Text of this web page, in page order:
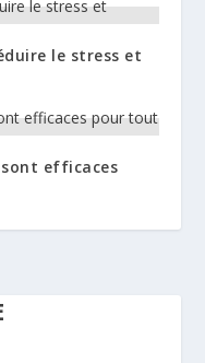
le stress et
sont efficaces